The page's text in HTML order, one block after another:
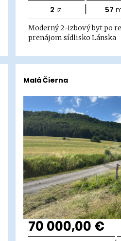
2 iz. | 57
Moderný 2-izbový byt po
prenájom sídlisko Lánska
Malá Čierna
70 000,00 €